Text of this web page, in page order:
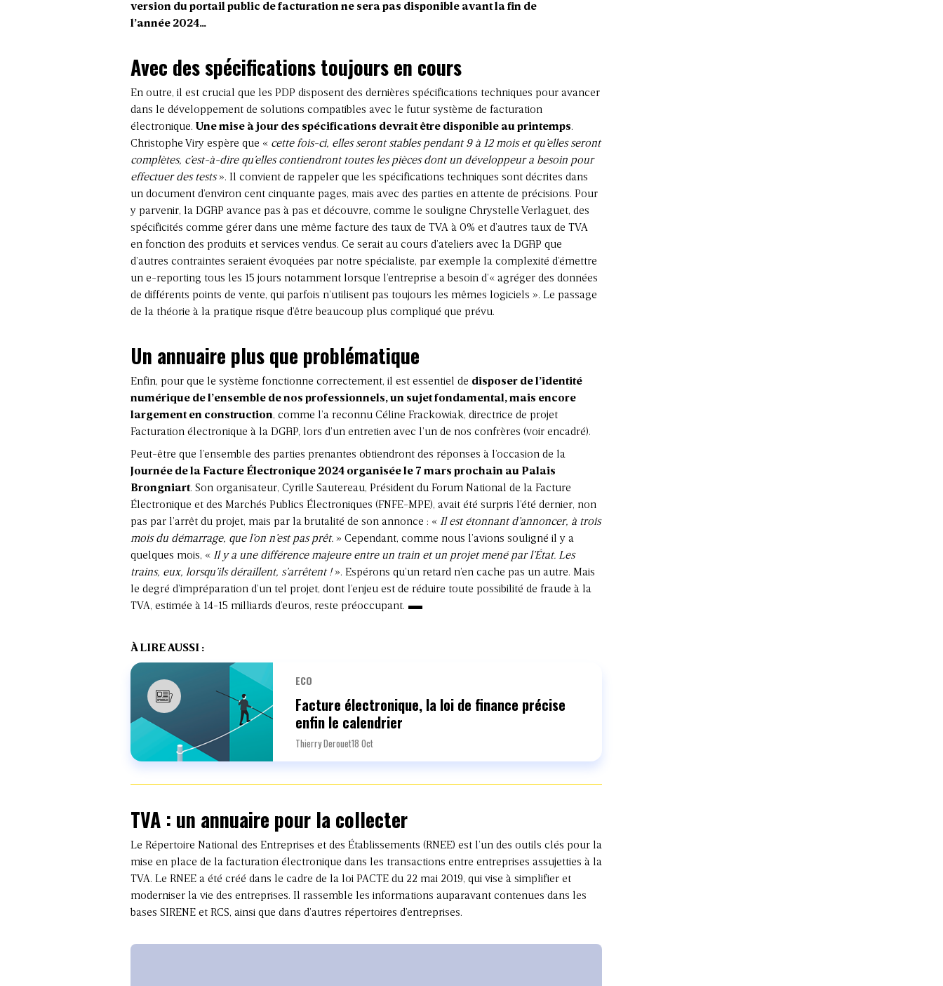
version du portail public de facturation ne sera pas disponible avant la fin de
l’année 2024…
Avec des spécifications toujours en cours
En outre, il est crucial que les PDP disposent des dernières spécifications techniques pour avancer
dans le développement de solutions compatibles avec le futur système de facturation
électronique. Une mise à jour des spécifications devrait être disponible au printemps.
Christophe Viry espère que « cette fois-ci, elles seront stables pendant 9 à 12 mois et qu’elles seront
complètes, c’est-à-dire qu’elles contiendront toutes les pièces dont un développeur a besoin pour
effectuer des tests». Il convient de rappeler que les spécifications techniques sont décrites dans
un document d’environ cent cinquante pages, mais avec des parties en attente de précisions. Pour
y parvenir, la DGFiP avance pas à pas et découvre, comme le souligne Chrystelle Verlaguet, des
spécificités comme gérer dans une même facture des taux de TVA à 0% et d’autres taux de TVA
en fonction des produits et services vendus. Ce serait au cours d’ateliers avec la DGFiP que
d’autres contraintes seraient évoquées par notre spécialiste, par exemple la complexité d’émettre
un e-reporting tous les 15 jours notamment lorsque l’entreprise a besoin d’« agréger des données
de différents points de vente, qui parfois n’utilisent pas toujours les mêmes logiciels ». Le passage
de la théorie à la pratique risque d’être beaucoup plus compliqué que prévu.
Un annuaire plus que problématique
Enfin, pour que le système fonctionne correctement, il est essentiel de disposer de l’identité
numérique de l’ensemble de nos professionnels, un sujet fondamental, mais encore
largement en construction, comme l’a reconnu Céline Frackowiak, directrice de projet
Facturation électronique à la DGFiP, lors d’un entretien avec l’un de nos confrères (voir encadré).
Peut-être que l’ensemble des parties prenantes obtiendront des réponses à l’occasion de la
Journée de la Facture Électronique 2024 organisée le 7 mars prochain au Palais
Brongniart. Son organisateur, Cyrille Sautereau, Président du Forum National de la Facture
Électronique et des Marchés Publics Électroniques (FNFE-MPE), avait été surpris l’été dernier, non
pas par l’arrêt du projet, mais par la brutalité de son annonce : « Il est étonnant d’annoncer, à trois
mois du démarrage, que l’on n’est pas prêt. » Cependant, comme nous l’avions souligné il y a
quelques mois, « Il y a une différence majeure entre un train et un projet mené par l’État. Les
trains, eux, lorsqu’ils déraillent, s’arrêtent !». Espérons qu’un retard n’en cache pas un autre. Mais
le degré d’impréparation d’un tel projet, dont l’enjeu est de réduire toute possibilité de fraude à la
TVA, estimée à 14-15 milliards d’euros, reste préoccupant.
À LIRE AUSSI :
ECO
Facture électronique, la loi de finance précise
enfin le calendrier
Thierry Derouet18 Oct
TVA : un annuaire pour la collecter
Le Répertoire National des Entreprises et des Établissements (RNEE) est l’un des outils clés pour la
mise en place de la facturation électronique dans les transactions entre entreprises assujetties à la
TVA. Le RNEE a été créé dans le cadre de la loi PACTE du 22 mai 2019, qui vise à simplifier et
moderniser la vie des entreprises. Il rassemble les informations auparavant contenues dans les
bases SIRENE et RCS, ainsi que dans d’autres répertoires d’entreprises.